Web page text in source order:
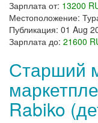
Зарплата от: 13200
Местоположение:
Публикация: 01 Aug
Зарплата до: 21600
Старший
Rabiko